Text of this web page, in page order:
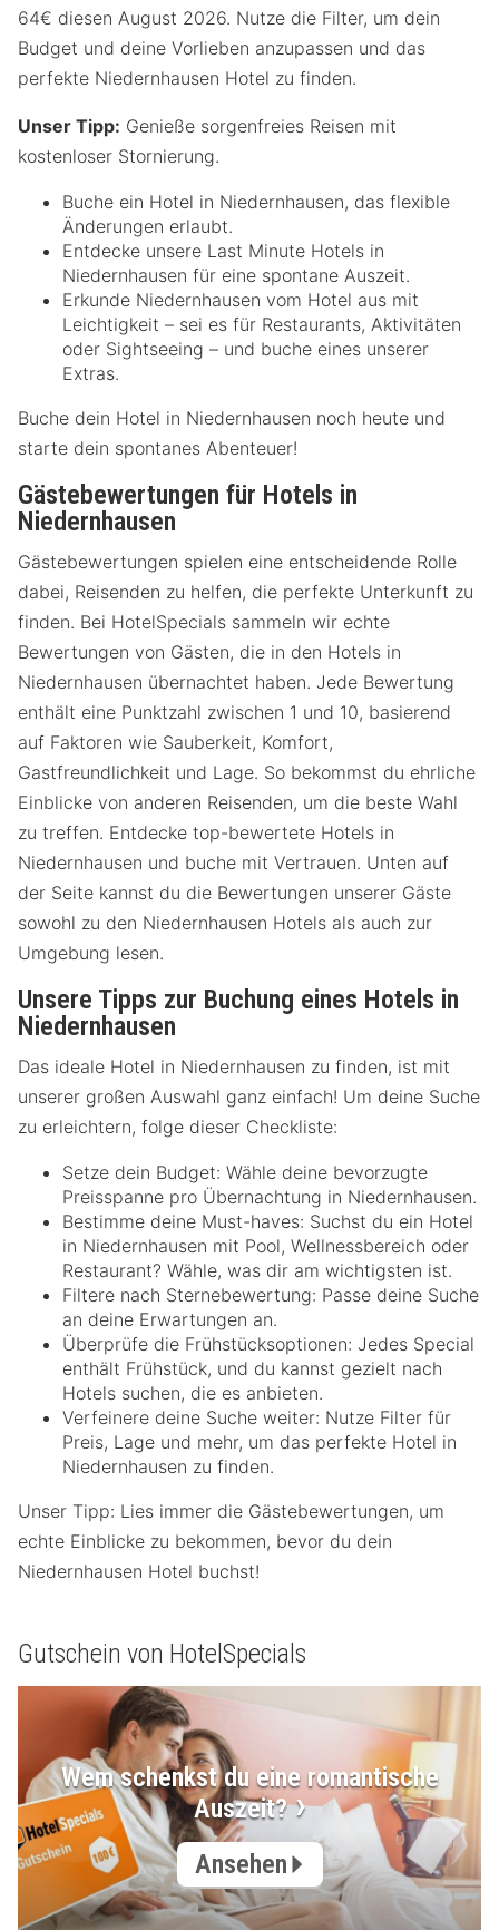
64€ diesen August 2026. Nutze die Filter, um dein
Budget und deine Vorlieben anzupassen und das
perfekte Niedernhausen Hotel zu finden.
Unser Tipp: Genieße sorgenfreies Reisen mit
kostenloser Stornierung.
Buche ein Hotel in Niedernhausen, das flexible
Änderungen erlaubt.
Entdecke unsere Last Minute Hotels in
Niedernhausen für eine spontane Auszeit.
Erkunde Niedernhausen vom Hotel aus mit
Leichtigkeit – sei es für Restaurants, Aktivitäten
oder Sightseeing – und buche eines unserer
Extras.
Buche dein Hotel in Niedernhausen noch heute und
starte dein spontanes Abenteuer!
Gästebewertungen für Hotels in
Niedernhausen
Gästebewertungen spielen eine entscheidende Rolle
dabei, Reisenden zu helfen, die perfekte Unterkunft zu
finden. Bei HotelSpecials sammeln wir echte
Bewertungen von Gästen, die in den Hotels in
Niedernhausen übernachtet haben. Jede Bewertung
enthält eine Punktzahl zwischen 1 und 10, basierend
auf Faktoren wie Sauberkeit, Komfort,
Gastfreundlichkeit und Lage. So bekommst du ehrliche
Einblicke von anderen Reisenden, um die beste Wahl
zu treffen. Entdecke top-bewertete Hotels in
Niedernhausen und buche mit Vertrauen. Unten auf
der Seite kannst du die Bewertungen unserer Gäste
sowohl zu den Niedernhausen Hotels als auch zur
Umgebung lesen.
Unsere Tipps zur Buchung eines Hotels in
Niedernhausen
Das ideale Hotel in Niedernhausen zu finden, ist mit
unserer großen Auswahl ganz einfach! Um deine Suche
zu erleichtern, folge dieser Checkliste:
Setze dein Budget: Wähle deine bevorzugte
Preisspanne pro Übernachtung in Niedernhausen.
Bestimme deine Must-haves: Suchst du ein Hotel
in Niedernhausen mit Pool, Wellnessbereich oder
Restaurant? Wähle, was dir am wichtigsten ist.
Filtere nach Sternebewertung: Passe deine Suche
an deine Erwartungen an.
Überprüfe die Frühstücksoptionen: Jedes Special
enthält Frühstück, und du kannst gezielt nach
Hotels suchen, die es anbieten.
Verfeinere deine Suche weiter: Nutze Filter für
Preis, Lage und mehr, um das perfekte Hotel in
Niedernhausen zu finden.
Unser Tipp: Lies immer die Gästebewertungen, um
echte Einblicke zu bekommen, bevor du dein
Niedernhausen Hotel buchst!
Gutschein von HotelSpecials
Wem schenkst du eine romantische
Auszeit?
Ansehen